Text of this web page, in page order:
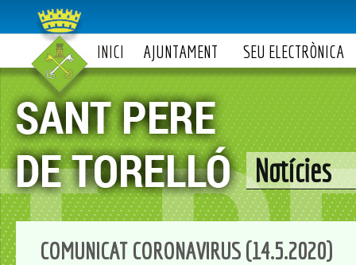
INICI AJUNTAMENT SEU ELECTRÒNICA
Notícies
COMUNICAT CORONAVIRUS (14.5.2020)